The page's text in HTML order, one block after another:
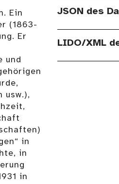
Ein
(1863-
Er
und
usw.),
in
in
in
JSON des
LIDO/XML